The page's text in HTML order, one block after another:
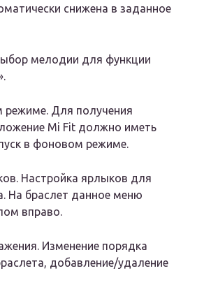
снижена в заданное
мелодии для функции
режиме. Для получения
Mi Fit должно иметь
в фоновом режиме.
Настройка ярлыков для
На браслет данное меню
вправо.
Изменение порядка
добавление/удаление